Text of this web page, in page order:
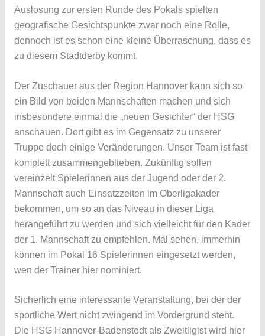
Auslosung zur ersten Runde des Pokals spielten
geografische Gesichtspunkte zwar noch eine Rolle,
dennoch ist es schon eine kleine Überraschung, dass es
zu diesem Stadtderby kommt.
Der Zuschauer aus der Region Hannover kann sich so
ein Bild von beiden Mannschaften machen und sich
insbesondere einmal die „neuen Gesichter“ der HSG
anschauen. Dort gibt es im Gegensatz zu unserer
Truppe doch einige Veränderungen. Unser Team ist fast
komplett zusammengeblieben. Zukünftig sollen
vereinzelt Spielerinnen aus der Jugend oder der 2.
Mannschaft auch Einsatzzeiten im Oberligakader
bekommen, um so an das Niveau in dieser Liga
herangeführt zu werden und sich vielleicht für den Kader
der 1. Mannschaft zu empfehlen. Mal sehen, immerhin
können im Pokal 16 Spielerinnen eingesetzt werden,
wen der Trainer hier nominiert.
Sicherlich eine interessante Veranstaltung, bei der der
sportliche Wert nicht zwingend im Vordergrund steht.
Die HSG Hannover-Badenstedt als Zweitligist wird hier